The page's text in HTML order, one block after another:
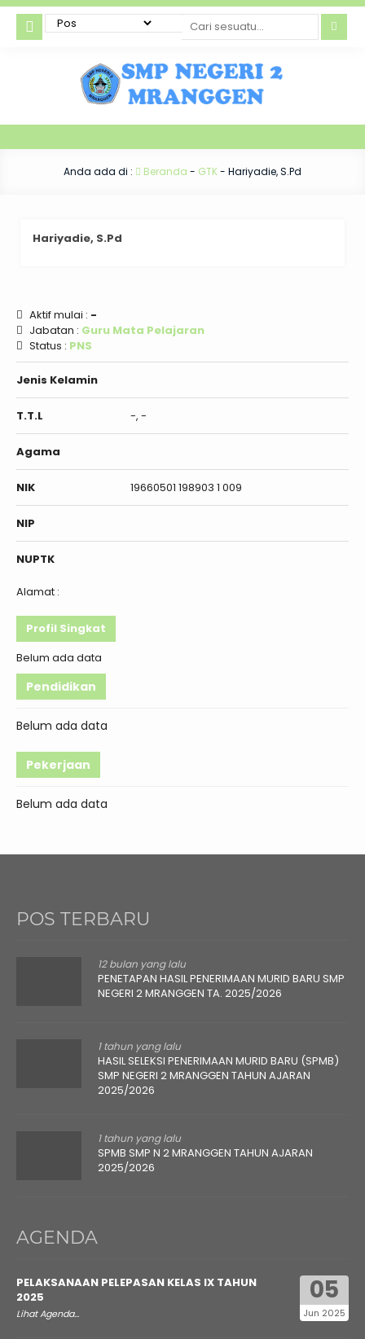
Anda ada di : Beranda - GTK- Hariyadie, S.Pd
Hariyadie, S.Pd
Aktif mulai : -
Jabatan : Guru Mata Pelajaran
Status : PNS
Jenis Kelamin
T.T.L -, -
Agama
NIK 19660501 198903 1 009
NIP
NUPTK
Alamat :
Profil Singkat
Belum ada data
Pendidikan
Belum ada data
Pekerjaan
Belum ada data
POS TERBARU
12 bulan yang lalu
PENETAPAN HASIL PENERIMAAN MURID BARU SMP
NEGERI 2 MRANGGEN TA. 2025/2026
1 tahun yang lalu
HASIL SELEKSI PENERIMAAN MURID BARU (SPMB)
SMP NEGERI 2 MRANGGEN TAHUN AJARAN
2025/2026
1 tahun yang lalu
SPMB SMP N 2 MRANGGEN TAHUN AJARAN
2025/2026
AGENDA
05
Jun 2025
PELAKSANAAN PELEPASAN KELAS IX TAHUN
2025
Lihat Agenda...